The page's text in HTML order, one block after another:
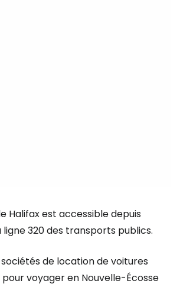
Halifax est accessible depuis
320 des transports publics.
de location de voitures
voyager en Nouvelle-Écosse